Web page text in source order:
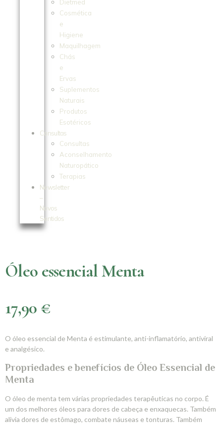
Dietmed
Cosmética
e
Higiene
Maquilhagem
Chás
e
Ervas
Suplementos
Naturais
Produtos
Esotéricos
Consultas
Consultas
Aconselhamento
Naturopático
Terapias
Newsletter
–
Novos
Sentidos
Óleo essencial Menta
17,90 €
O óleo essencial de Menta é estimulante, anti-inflamatório, antiviral
e analgésico.
Propriedades e benefícios de Óleo Essencial de
Menta
O óleo de menta tem várias propriedades terapêuticas no corpo. É
um dos melhores óleos para dores de cabeça e enxaquecas. Também
alivia dores de estômago, combate náuseas e tonturas. Também